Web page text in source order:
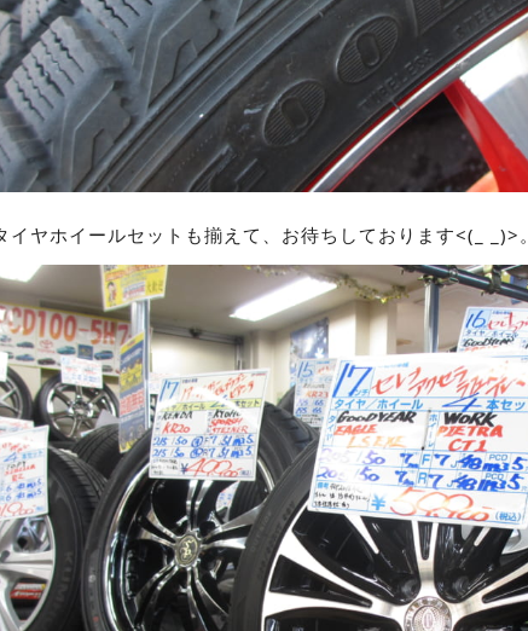
イヤホイールセットも揃えて、お待ちしております<(_ _)>。